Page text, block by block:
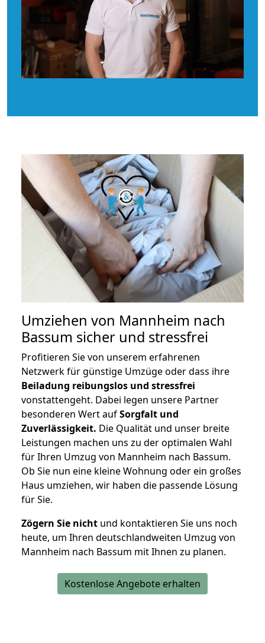
Umziehen von Mannheim nach
Bassum sicher und stressfrei
Profitieren Sie von unserem erfahrenen
Netzwerk für günstige Umzüge oder dass ihre
Beiladung reibungslos und stressfrei
vonstattengeht. Dabei legen unsere Partner
besonderen Wert aufSorgfalt und
Zuverlässigkeit. Die Qualität und unser breite
Leistungen machen uns zu der optimalen Wahl
für Ihren Umzug von Mannheim nach Bassum.
Ob Sie nun eine kleine Wohnung oder ein großes
Haus umziehen, wir haben die passende Lösung
für Sie.
Zögern Sie nicht und kontaktieren Sie uns noch
heute, um Ihren deutschlandweiten Umzug von
Mannheim nach Bassum mit Ihnen zu planen.
Kostenlose Angebote erhalten